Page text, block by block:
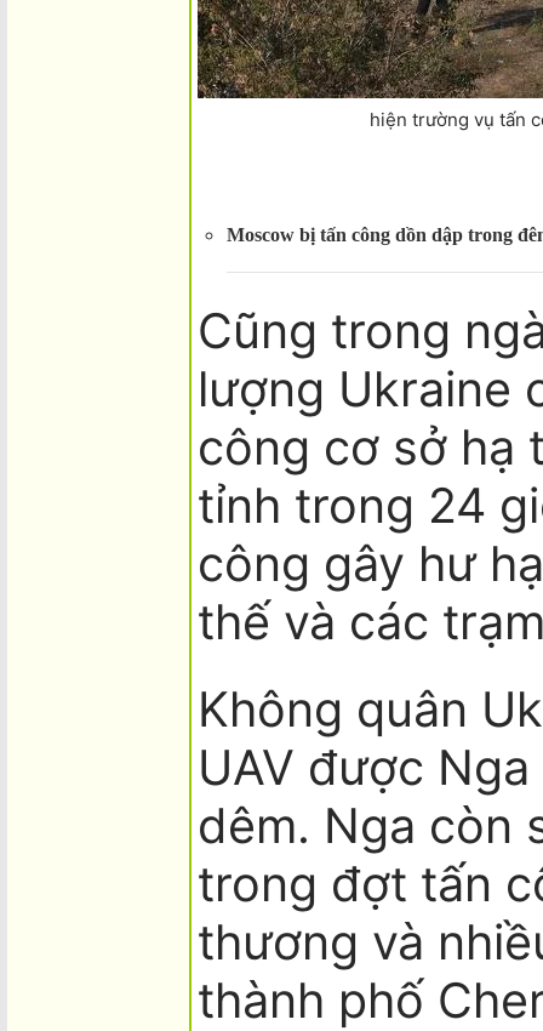
hiện trường vụ tấn
Moscow bị tấn công dồn dập trong
Cũng trong
lượng Ukraine
công cơ sở hạ
tỉnh trong 24
công gây hư
thế và các
Không quân
UAV được
dêm. Nga còn
trong đợt tấn
thương và
thành phố